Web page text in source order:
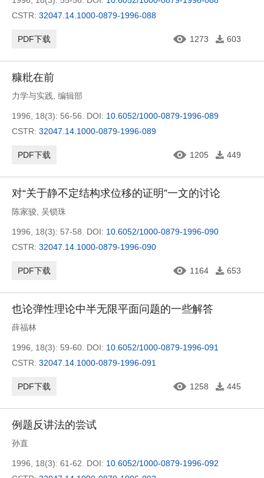
CSTR: 32047.14.1000-0879-1996-088
PDF下载 1273 603
糠粃在前
力学与实践 编辑部
1996, 18(3): 56-56. DOI: 10.6052/1000-0879-1996-089
CSTR: 32047.14.1000-0879-1996-089
PDF下载 1205 449
对“关于静不定结构求位移的证明”一文的讨论
陈家骏 吴锁珠
1996, 18(3): 57-58. DOI: 10.6052/1000-0879-1996-090
CSTR: 32047.14.1000-0879-1996-090
PDF下载 1164 653
也论弹性理论中半无限平面问题的一些解答
薛福林
1996, 18(3): 59-60. DOI: 10.6052/1000-0879-1996-091
CSTR: 32047.14.1000-0879-1996-091
PDF下载 1258 445
例题反讲法的尝试
孙直
1996, 18(3): 61-62. DOI: 10.6052/1000-0879-1996-092